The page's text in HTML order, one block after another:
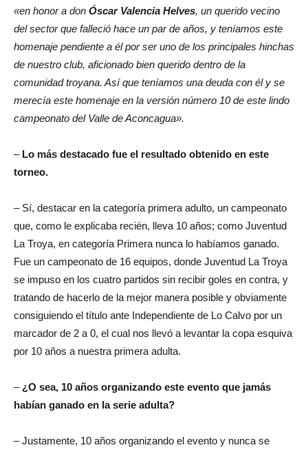
«en honor a don Óscar Valencia Helves, un querido vecino
del sector que falleció hace un par de años, y teníamos este
homenaje pendiente a él por ser uno de los principales hinchas
de nuestro club, aficionado bien querido dentro de la
comunidad troyana. Así que teníamos una deuda con él y se
merecía este homenaje en la versión número 10 de este lindo
campeonato del Valle de Aconcagua».
– Lo más destacado fue el resultado obtenido en este
torneo.
– Sí, destacar en la categoría primera adulto, un campeonato
que, como le explicaba recién, lleva 10 años; como Juventud
La Troya, en categoría Primera nunca lo habíamos ganado.
Fue un campeonato de 16 equipos, donde Juventud La Troya
se impuso en los cuatro partidos sin recibir goles en contra, y
tratando de hacerlo de la mejor manera posible y obviamente
consiguiendo el título ante Independiente de Lo Calvo por un
marcador de 2 a 0, el cual nos llevó a levantar la copa esquiva
por 10 años a nuestra primera adulta.
– ¿O sea, 10 años organizando este evento que jamás
habían ganado en la serie adulta?
– Justamente, 10 años organizando el evento y nunca se